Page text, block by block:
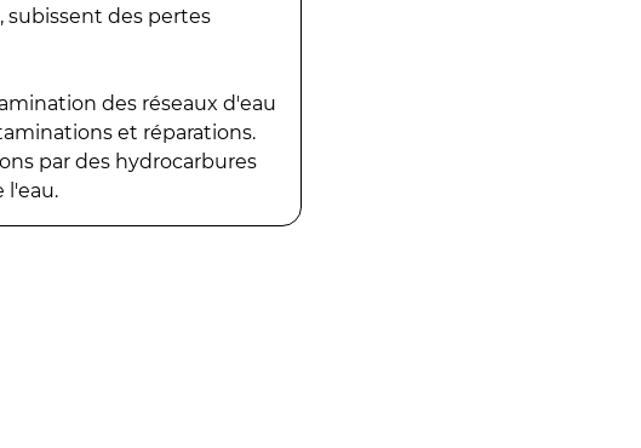
des pertes
des réseaux d'eau
et réparations.
par des hydrocarbures
l'eau.